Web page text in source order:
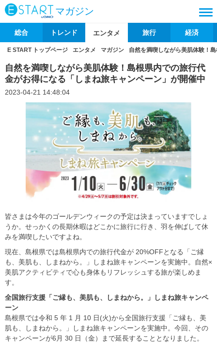
マガジン
総合 トレンド エンタメ 旅行 経済
E START トップページ エンタメ マガジン 自然を満喫しながら美肌体験！
自然を満喫しながら美肌体験！島根県内での旅行代
金がお得になる「しまね旅キャンペーン」が開催中
2023-04-21 14:48:04
皆さまは今年のゴールデンウィークの予定は決まっていますでしょ
うか。せっかくの長期休暇はどこかに旅行に行き、羽を伸ばして休
みを満喫したいですよね。
現在、島根県では島根県内での旅行代金が 20%OFFとなる「ご縁
も、美肌も、しまねから。」しまね旅キャンペーンを実施中。自然×
美肌アクティビティで心も身体もリフレッシュする旅が楽しめま
す。
全国旅行支援「ご縁も、美肌も、しまねから。」しまね旅キャンペ
ーン
島根県では令和 5 年 1 月 10 日(火)から全国旅行支援「ご縁も、美
肌も、しまねから。」しまね旅キャンペーンを実施中。今回、その
キャンペーンが6月 30 日（金）まで延長することとなりました。